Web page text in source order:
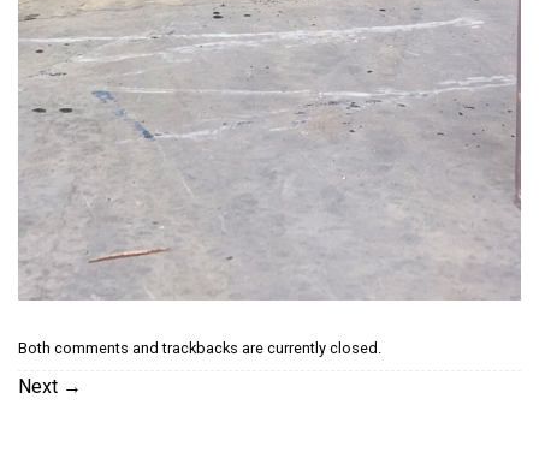
Both comments and trackbacks are currently closed.
Next →